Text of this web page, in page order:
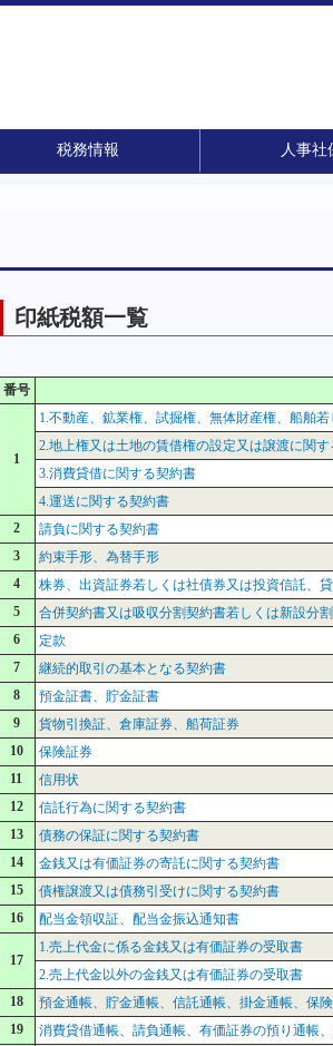
税務情報 人事社
印紙税額一覧
番号
1
1.不動産、鉱業権、試掘権、無体財産権、船舶
2.地上権又は土地の賃借権の設定又は譲渡に関
3.消費貸借に関する契約書
4.運送に関する契約書
2
請負に関する契約書
3
約束手形、為替手形
4
株券、出資証券若しくは社債券又は投資信託、
5
合併契約書又は吸収分割契約書若しくは新設分
6
定款
7
継続的取引の基本となる契約書
8
預金証書、貯金証書
9
貨物引換証、倉庫証券、船荷証券
10
保険証券
11
信用状
12
信託行為に関する契約書
13
債務の保証に関する契約書
14
金銭又は有価証券の寄託に関する契約書
15
債権譲渡又は債務引受けに関する契約書
16
配当金領収証、配当金振込通知書
17
1.売上代金に係る金銭又は有価証券の受取書
2.売上代金以外の金銭又は有価証券の受取書
18
預金通帳、貯金通帳、信託通帳、掛金通帳、保
19
消費貸借通帳、請負通帳、有価証券の預り通帳